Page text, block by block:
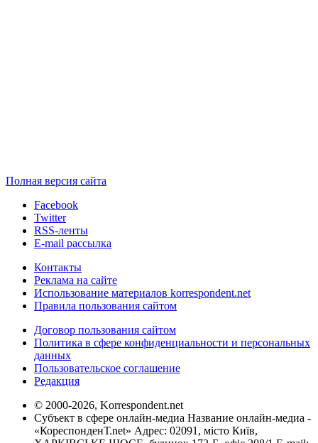
Полная версия сайта
Facebook
Twitter
RSS-ленты
E-mail рассылка
Контакты
Реклама на сайте
Использование материалов korrespondent.net
Правила пользования сайтом
Договор пользования сайтом
Политика в сфере конфиденциальности и персональных
данных
Пользовательское соглашение
Редакция
© 2000-2026, Korrespondent.net
Субъект в сфере онлайн-медиа Название онлайн-медиа -
«КореспонденТ.net» Адрес: 02091, місто Київ,